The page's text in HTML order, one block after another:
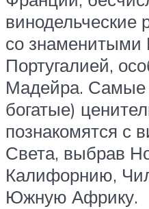
винодельческие
со знаменитыми
Португалией,
Мадейра.
богатые)
познакомятся с
Света, выбрав
Калифорнию,
Южную Африку.